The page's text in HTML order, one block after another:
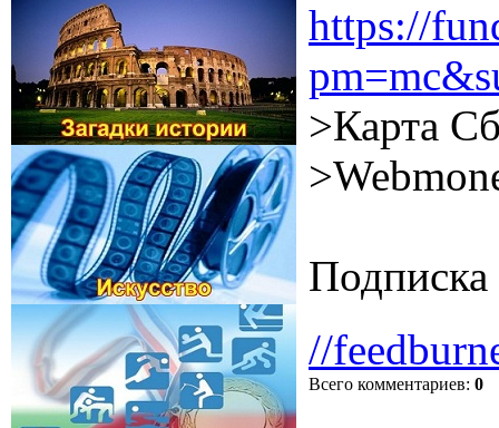
https://
>Карта
Подписка
//
Всего комментариев: 0